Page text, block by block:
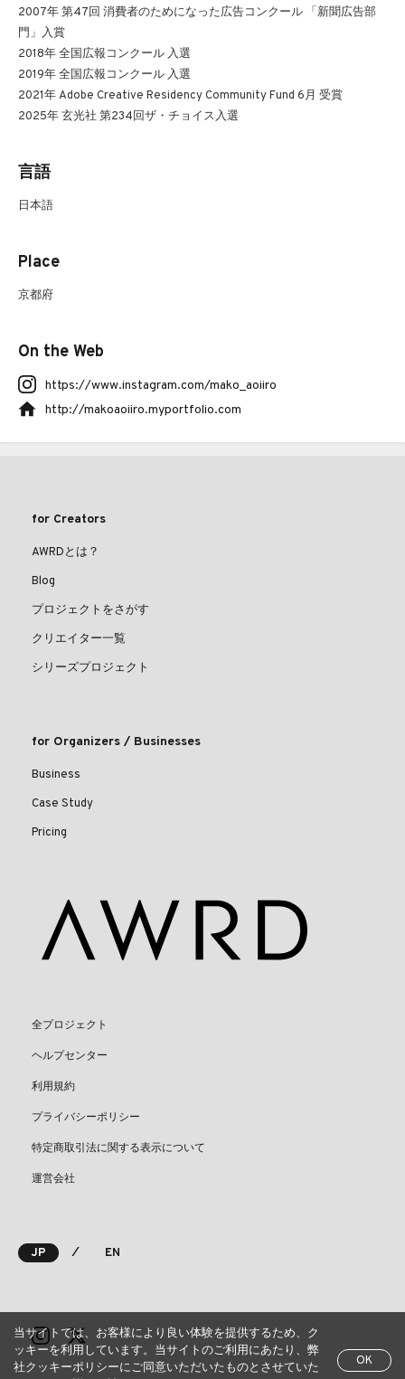
2007年 第47回 消費者のためになった広告コンクール 「新聞広告部
門」入賞
2018年 全国広報コンクール 入選
2019年 全国広報コンクール 入選
2021年 Adobe Creative Residency Community Fund 6月 受賞
2025年 玄光社 第234回ザ・チョイス入選
言語
日本語
Place
京都府
On the Web
https://www.instagram.com/mako_aoiiro
http://makoaoiiro.myportfolio.com
for Creators
AWRDとは？
Blog
プロジェクトをさがす
クリエイター一覧
シリーズプロジェクト
for Organizers / Businesses
Business
Case Study
Pricing
全プロジェクト
ヘルプセンター
利用規約
プライバシーポリシー
特定商取引法に関する表示について
運営会社
JP ⁄ EN
当サイトでは、お客様により良い体験を提供するため、ク
ッキーを利用しています。当サイトのご利用にあたり、弊
社クッキーポリシーにご同意いただいたものとさせていた
OK